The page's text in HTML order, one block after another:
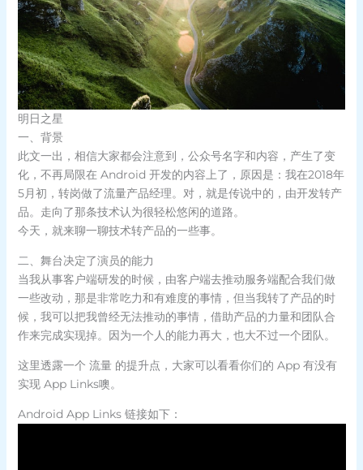
明日之星
一、背景
此文一出，相信大家都会注意到，公众号名字和内容，产生了变
化，不再局限在 Android 开发的内容上了，原因是：我在2018年
5月初，转岗做了流量产品经理。对，就是传说中的，由开发转产
品。走向了那条技术认为很轻松悠闲的道路。
今天，就来聊一聊技术转产品的一些事。
二、舞台决定了演员的能力
当我从事客户端研发的时候，由客户端去推动服务端配合我们做
一些改动，那是非常吃力和有难度的事情，但当我转了产品的时
候，我可以把我曾经无法推动的事情，借助产品的力量和团队合
作来完成实现掉。因为一个人的能力再大，也大不过一个团队。
这里透露一个 流量 的提升点，大家可以看看你们的 App 有没有
实现 App Links噢。
Android App Links 链接如下：